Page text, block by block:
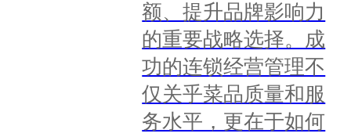
额、提升品牌影响力
的重要战略选择。成
功的连锁经营管理不
仅关乎菜品质量和服
务水平，更在于如何